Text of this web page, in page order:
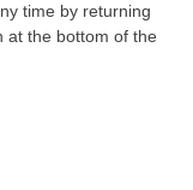
time by returning
at the bottom of the
di